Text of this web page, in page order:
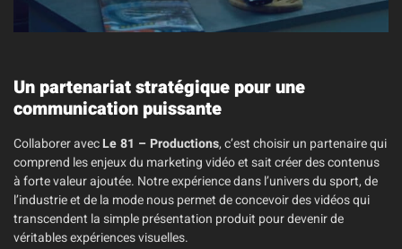
Un partenariat stratégique pour une
communication puissante
Collaborer avecLe 81 – Productions, c’est choisir un partenaire qui
comprend les enjeux du marketing vidéo et sait créer des contenus
à forte valeur ajoutée. Notre expérience dans l’univers du sport, de
l’industrie et de la mode nous permet de concevoir des vidéos qui
transcendent la simple présentation produit pour devenir de
véritables expériences visuelles.